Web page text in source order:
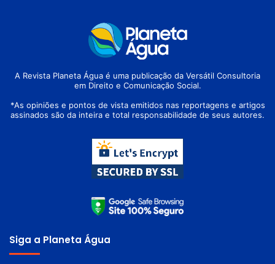
A Revista Planeta Água é uma publicação da Versátil Consultoria
em Direito e Comunicação Social.
*As opiniões e pontos de vista emitidos nas reportagens e artigos
assinados são da inteira e total responsabilidade de seus autores.
Siga a Planeta Água